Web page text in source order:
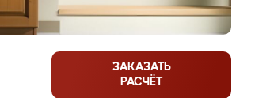
ЗАКАЗАТЬ
РАСЧЁТ